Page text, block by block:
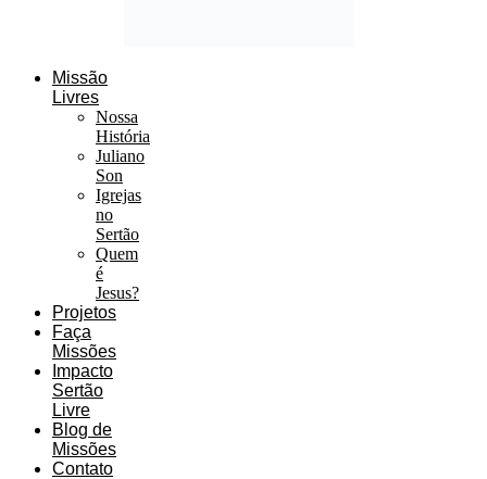
Missão
Livres
Nossa
História
Juliano
Son
Igrejas
no
Sertão
Quem
é
Jesus?
Projetos
Faça
Missões
Impacto
Sertão
Livre
Blog de
Missões
Contato